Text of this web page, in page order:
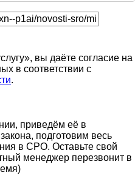
вы даёте согласие на
в соответствии с
.
приведём её в
подготовим весь
в СРО. Оставьте свой
менеджер перезвонит в